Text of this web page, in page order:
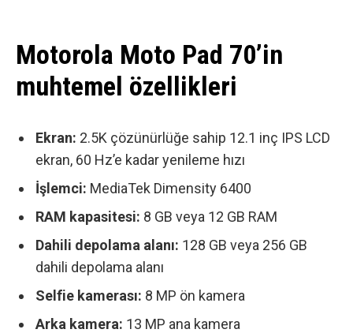
Motorola Moto Pad 70’in
muhtemel özellikleri
Ekran: 2.5K çözünürlüğe sahip 12.1 inç IPS LCD
ekran, 60 Hz’e kadar yenileme hızı
İşlemci: MediaTek Dimensity 6400
RAM kapasitesi: 8 GB veya 12 GB RAM
Dahili depolama alanı: 128 GB veya 256 GB
dahili depolama alanı
Selfie kamerası: 8 MP ön kamera
Arka kamera: 13 MP ana kamera